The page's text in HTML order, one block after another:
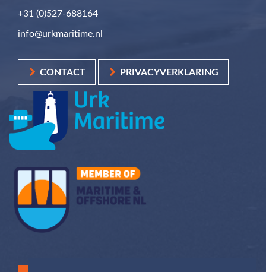
+31 (0)527-688164
info@urkmaritime.nl
CONTACT PRIVACYVERKLARING